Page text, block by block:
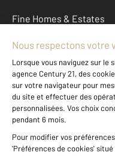
Fine Homes & Estates
À propos
International
Nous contacter